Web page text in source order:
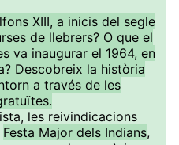
XIII, a inicis del segle
de llebrers? O que el
va inaugurar el 1964, en
Descobreix la història
a través de les
les reivindicacions
Festa Major dels Indians,